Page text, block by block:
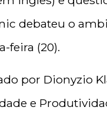
debateu o
feira (20).
por Dionyzio
e